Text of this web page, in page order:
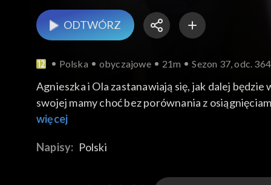
ODTWÓRZ
Polska obyczajowe 21m Sezon 37, odc.
Agnieszka i Ola zastanawiają się, jak dalej
swojej mamy choć bez porównania z
wraca w świetnym humorze ze szkoły i
więcej
Napisy: Polski